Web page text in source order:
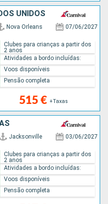
UNIDOS
Nova Orleans 07/06/2027
515 € +Taxas
Clubes para crianças a partir dos
2 anos
Atividades a bordo incluídas:
Voos disponíveis
Pensão completa
Jacksonville 03/06/2027
Clubes para crianças a partir dos
2 anos
Atividades a bordo incluídas:
Voos disponíveis
Pensão completa